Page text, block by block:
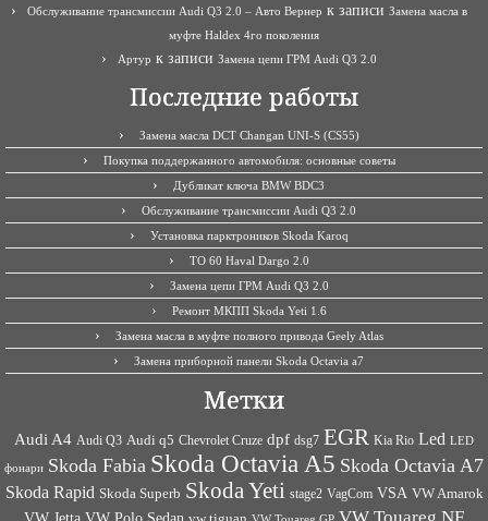
Обслуживание трансмиссии Audi Q3 2.0 – Авто Вернер к записи Замена масла в
муфте Haldex 4го поколения
Артур к записи Замена цепи ГРМ Audi Q3 2.0
Последние работы
Замена масла DCT Changan UNI-S (CS55)
Покупка поддержанного автомобиля: основные советы
Дубликат ключа BMW BDC3
Обслуживание трансмиссии Audi Q3 2.0
Установка парктроников Skoda Karoq
ТО 60 Haval Dargo 2.0
Замена цепи ГРМ Audi Q3 2.0
Ремонт МКПП Skoda Yeti 1.6
Замена масла в муфте полного привода Geely Atlas
Замена приборной панели Skoda Octavia a7
Метки
Audi A4 Audi Q3 Audi q5 Chevrolet Cruze dpf dsg7 EGR Kia Rio Led LED
фонари Skoda Fabia Skoda Octavia A5 Skoda Octavia A7
Skoda Rapid Skoda Superb Skoda Yeti stage2 VagCom VSA VW Amarok
VW Jetta VW Polo Sedan VW Touareg NF